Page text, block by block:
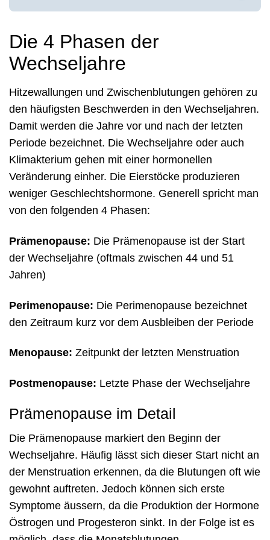
Die 4 Phasen der
Wechseljahre
Hitzewallungen und Zwischenblutungen gehören zu
den häufigsten Beschwerden in den Wechseljahren.
Damit werden die Jahre vor und nach der letzten
Periode bezeichnet. Die Wechseljahre oder auch
Klimakterium gehen mit einer hormonellen
Veränderung einher. Die Eierstöcke produzieren
weniger Geschlechtshormone. Generell spricht man
von den folgenden 4 Phasen:
Prämenopause: Die Prämenopause ist der Start
der Wechseljahre (oftmals zwischen 44 und 51
Jahren)
Perimenopause: Die Perimenopause bezeichnet
den Zeitraum kurz vor dem Ausbleiben der Periode
Menopause: Zeitpunkt der letzten Menstruation
Postmenopause: Letzte Phase der Wechseljahre
Prämenopause im Detail
Die Prämenopause markiert den Beginn der
Wechseljahre. Häufig lässt sich dieser Start nicht an
der Menstruation erkennen, da die Blutungen oft wie
gewohnt auftreten. Jedoch können sich erste
Symptome äussern, da die Produktion der Hormone
Östrogen und Progesteron sinkt. In der Folge ist es